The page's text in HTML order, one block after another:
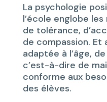
La psychologie
l’école englobe
de tolérance,
de compassion. Et
adaptée à l’âge,
c’est-à-dire de
conforme aux
des élèves.